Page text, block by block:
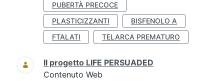
PUBERTÀ PRECOCE
PLASTICIZZANTI
BISFENOLO A
FTALATI
TELARCA PREMATURO
Il progetto LIFE PERSUADED
Contenuto Web